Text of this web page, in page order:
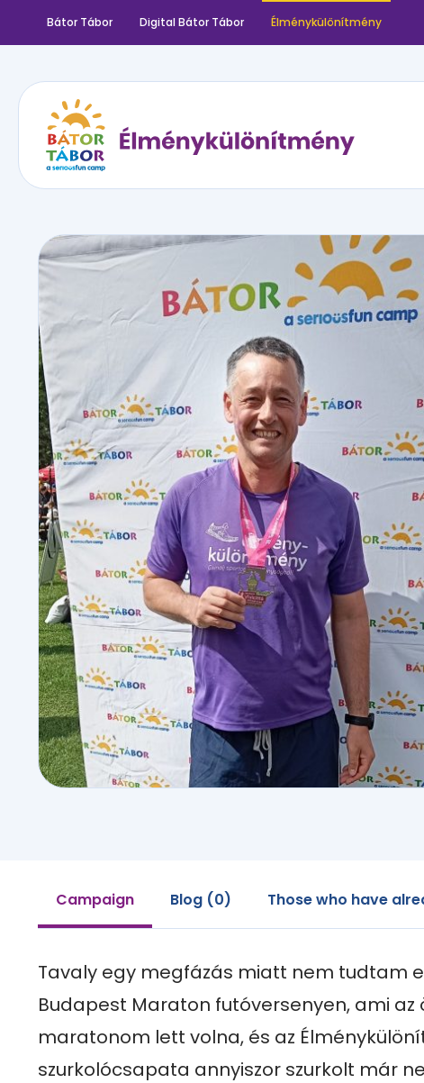
Bátor Tábor Digital Bátor Tábor Élménykülönítmény
Campaign Blog (0) Those who have
Tavaly egy megfázás miatt nem tudtam
Budapest Maraton futóversenyen, ami az
maratonom lett volna, és az
szurkolócsapata annyiszor szurkolt már